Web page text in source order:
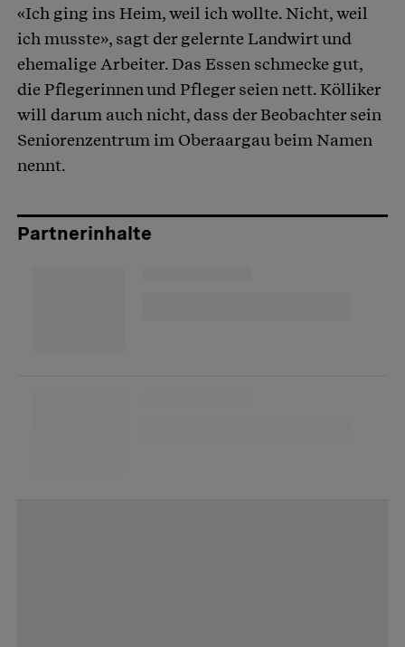
«Ich ging ins Heim, weil ich wollte. Nicht, weil
ich musste», sagt der gelernte Landwirt und
ehemalige Arbeiter. Das Essen schmecke gut,
die Pflegerinnen und Pfleger seien nett. Kölliker
will darum auch nicht, dass der Beobachter sein
Seniorenzentrum im Oberaargau beim Namen
nennt.
Partnerinhalte